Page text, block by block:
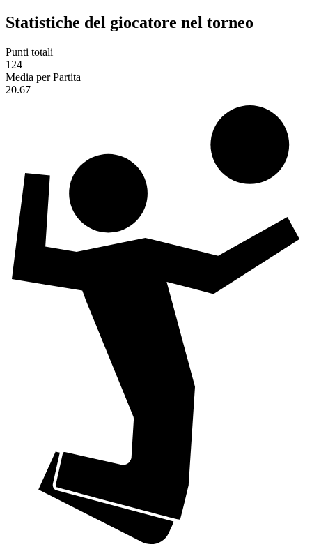
Statistiche del giocatore nel torneo
Punti totali
124
Media per Partita
20.67